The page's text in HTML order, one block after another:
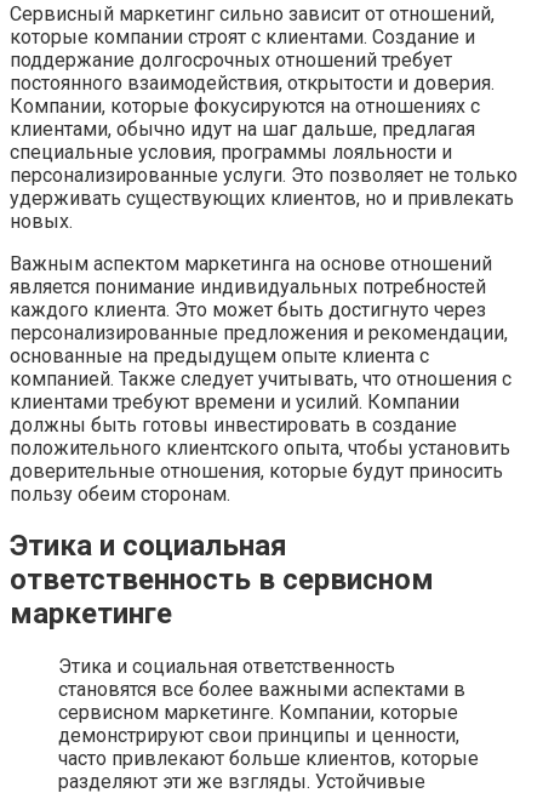
Сервисный маркетинг сильно зависит от отношений,
которые компании строят с клиентами. Создание и
поддержание долгосрочных отношений требует
постоянного взаимодействия, открытости и доверия.
Компании, которые фокусируются на отношениях с
клиентами, обычно идут на шаг дальше, предлагая
специальные условия, программы лояльности и
персонализированные услуги. Это позволяет не только
удерживать существующих клиентов, но и привлекать
новых.
Важным аспектом маркетинга на основе отношений
является понимание индивидуальных потребностей
каждого клиента. Это может быть достигнуто через
персонализированные предложения и рекомендации,
основанные на предыдущем опыте клиента с
компанией. Также следует учитывать, что отношения с
клиентами требуют времени и усилий. Компании
должны быть готовы инвестировать в создание
положительного клиентского опыта, чтобы установить
доверительные отношения, которые будут приносить
пользу обеим сторонам.
Этика и социальная
ответственность в сервисном
маркетинге
Этика и социальная ответственность
становятся все более важными аспектами в
сервисном маркетинге. Компании, которые
демонстрируют свои принципы и ценности,
часто привлекают больше клиентов, которые
разделяют эти же взгляды. Устойчивые